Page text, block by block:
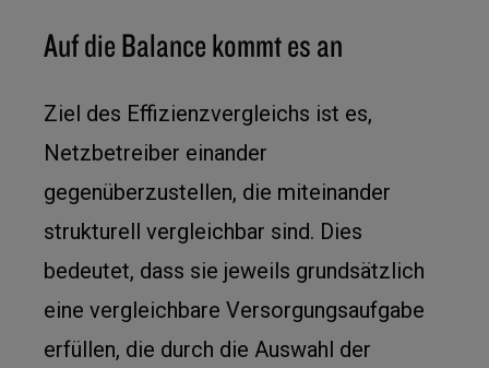
Auf die Balance kommt es an
Ziel des Effizienzvergleichs ist es,
Netzbetreiber einander
gegenüberzustellen, die miteinander
strukturell vergleichbar sind. Dies
bedeutet, dass sie jeweils grundsätzlich
eine vergleichbare Versorgungsaufgabe
erfüllen, die durch die Auswahl der